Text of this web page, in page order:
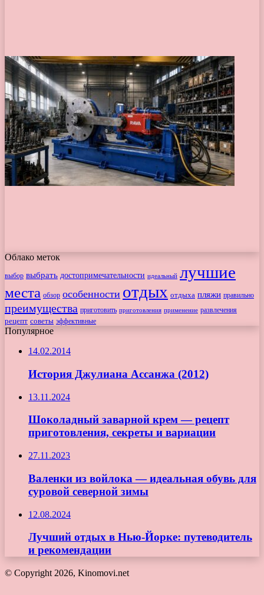
Облако меток
выбор выбрать достопримечательности идеальный лучшие
места обзор особенности отдых отдыха пляжи правильно
преимущества приготовить приготовления применение развлечения
рецепт советы эффективные
Популярное
14.02.2014
История Джулиана Ассанжа (2012)
13.11.2024
Шоколадный заварной крем — рецепт
приготовления, секреты и вариации
27.11.2023
Валенки из войлока — идеальная обувь для
суровой северной зимы
12.08.2024
Лучший отдых в Нью-Йорке: путеводитель
и рекомендации
© Copyright 2026, Kinomovi.net